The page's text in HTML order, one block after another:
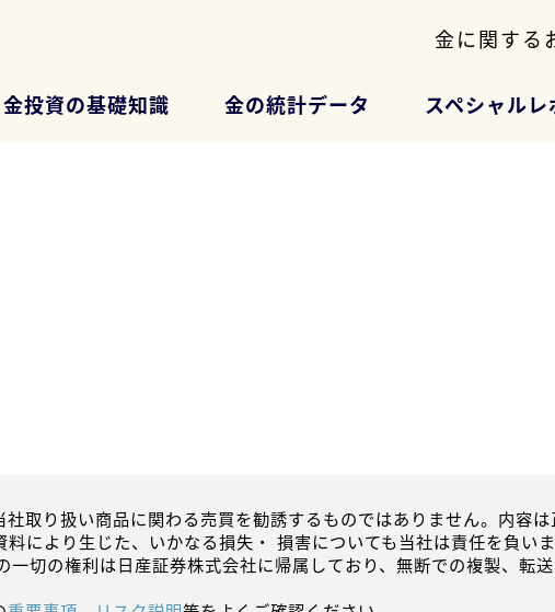
金に関する
金投資の基礎知識 金の統計データ スペシャルレ
取り扱い商品に関わる売買を勧誘するものではありません。内容
により生じた、いかなる損失・ 損害についても当社は責任を負い
切の権利は日産証券株式会社に帰属しており、無断での複製、転送